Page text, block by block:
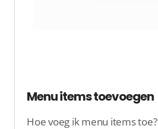
Menu items toevoegen
Hoe voeg ik menu items toe?